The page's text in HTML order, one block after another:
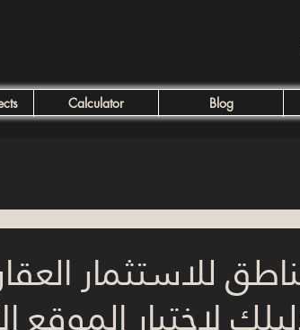
Calculator Blog
للاستثمار